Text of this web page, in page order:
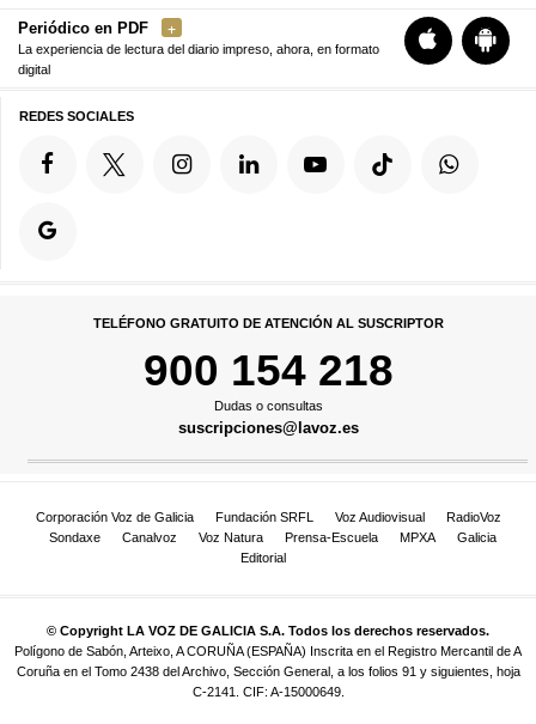
Periódico en PDF
La experiencia de lectura del diario impreso, ahora, en formato
digital
REDES SOCIALES
TELÉFONO GRATUITO DE ATENCIÓN AL SUSCRIPTOR
900 154 218
Dudas o consultas
suscripciones@lavoz.es
Corporación Voz de Galicia Fundación SRFL Voz Audiovisual
RadioVoz
Sondaxe
Canalvoz Voz Natura Prensa-Escuela MPXA
Galicia
Editorial
© Copyright LA VOZ DE GALICIA S.A. Todos los derechos reservados.
Polígono de Sabón, Arteixo, A CORUÑA (ESPAÑA) Inscrita en el Registro Mercantil de A
Coruña en el Tomo 2438 del Archivo, Sección General, a los folios 91 y siguientes, hoja
C-2141. CIF: A-15000649.